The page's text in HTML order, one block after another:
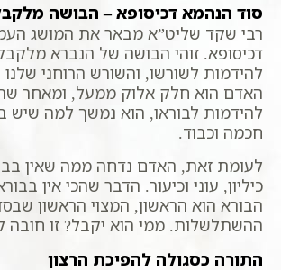
סוד הנהמא דכיסופא – הבושה
רבי שקד שליט”א מבאר את המושג
דכיסופא. זוהי הבושה של הנברא
להידמות לשורשו, והשורש הרוחני
האדם הוא חלק אלוק ממעל, ומאחר
להידמות לבוראו, הוא נמשך למה שיש
חכמה וכבוד.
לעומת זאת, האדם נדחה ממה שאין
כיליון, עוני וכיעור. הדבר שהכי אין
הבורא הוא הראשון, המצוי הראשון
ההשתלשלות. ממי הוא יקבל? זו חובה
התורה כסגולה להפיכת הרצון